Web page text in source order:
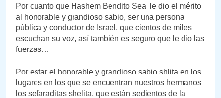
Por cuanto que Hashem Bendito Sea, le dio el mérito
al honorable y grandioso sabio, ser una persona
pública y conductor de Israel, que cientos de miles
escuchan su voz, así también es seguro que le dio las
fuerzas…
Por estar el honorable y grandioso sabio shlita en los
lugares en los que se encuentran nuestros hermanos
los sefaraditas shelita, que están sedientos de la